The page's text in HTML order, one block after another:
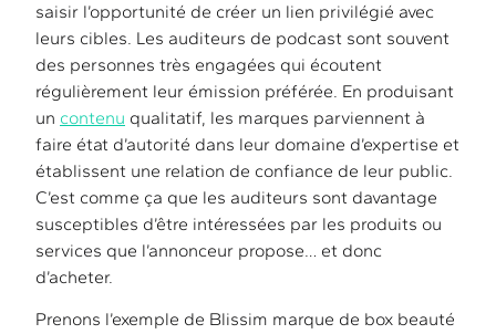
saisir l’opportunité de créer un lien privilégié avec
leurs cibles. Les auditeurs de podcast sont souvent
des personnes très engagées qui écoutent
régulièrement leur émission préférée. En produisant
un contenu qualitatif, les marques parviennent à
faire état d’autorité dans leur domaine d’expertise et
établissent une relation de confiance de leur public.
C’est comme ça que les auditeurs sont davantage
susceptibles d’être intéressées par les produits ou
services que l’annonceur propose… et donc
d’acheter.
Prenons l’exemple de Blissim marque de box beauté